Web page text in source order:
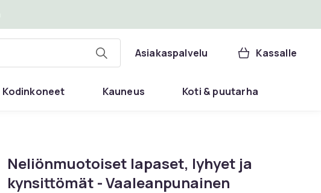
Asiakaspalvelu Kassalle
Kodinkoneet Kauneus Koti & puutarha
Neliönmuotoiset lapaset, lyhyet ja
kynsittömät - Vaaleanpunainen